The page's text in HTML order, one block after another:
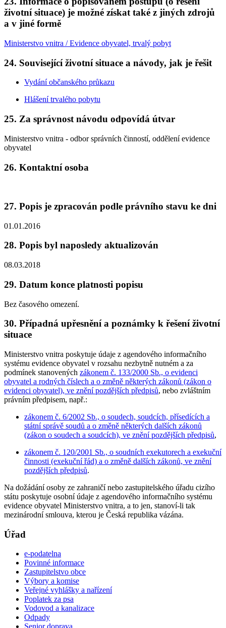
životní situace) je možné získat také z jiných zdrojů
a v jiné formě
Ministerstvo vnitra / Evidence obyvatel, trvalý pobyt
24. Související životní situace a návody, jak je řešit
Vydání občanského průkazu
Hlášení trvalého pobytu
25. Za správnost návodu odpovídá útvar
Ministerstvo vnitra - odbor správních činností, oddělení evidence
obyvatel
26. Kontaktní osoba
27. Popis je zpracován podle právního stavu ke dni
01.01.2016
28. Popis byl naposledy aktualizován
08.03.2018
29. Datum konce platnosti popisu
Bez časového omezení.
30. Případná upřesnění a poznámky k řešení životní
situace
Ministerstvo vnitra poskytuje údaje z agendového informačního
systému evidence obyvatel v rozsahu nezbytně nutném a za
podmínek stanovených zákonem č. 133/2000 Sb., o evidenci
obyvatel a rodných číslech a o změně některých zákonů (zákon o
evidenci obyvatel), ve znění pozdějších předpisů, nebo zvláštním
právním předpisem, např.:
zákonem č. 6/2002 Sb., o soudech, soudcích, přísedících a
státní správě soudů a o změně některých dalších zákonů
(zákon o soudech a soudcích), ve znění pozdějších předpisů,
zákonem č. 120/2001 Sb., o soudních exekutorech a exekuční
činnosti (exekuční řád) a o změně dalších zákonů, ve znění
pozdějších předpisů.
Na dožádání osoby ze zahraničí nebo zastupitelského úřadu cizího
státu poskytuje osobní údaje z agendového informačního systému
evidence obyvatel Ministerstvo vnitra, a to jen, stanoví-li tak
mezinárodní smlouva, kterou je Česká republika vázána.
Úřad
e-podatelna
Povinné informace
Zastupitelstvo obce
Výbory a komise
Veřejné vyhlášky a nařízení
Poplatek za psa
Vodovod a kanalizace
Odpady